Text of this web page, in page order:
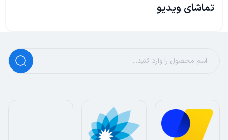
تماشای ویدیو